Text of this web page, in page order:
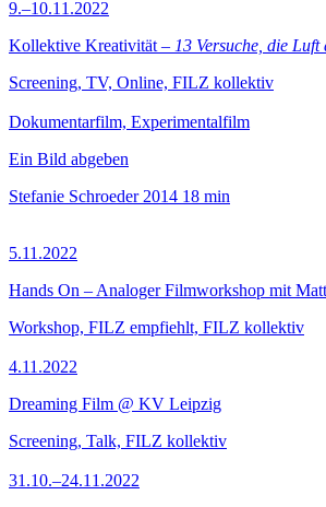
9.–10.11.2022
Kollektive Kreativität – 13 Versuche, die Luft
Screening, TV, Online, FILZ kollektiv
Dokumentarfilm, Experimentalfilm
Ein Bild abgeben
Stefanie Schroeder 2014 18 min
5.11.2022
Hands On – Analoger Filmworkshop mit
Workshop, FILZ empfiehlt, FILZ kollektiv
4.11.2022
Dreaming Film @ KV Leipzig
Screening, Talk, FILZ kollektiv
31.10.–24.11.2022